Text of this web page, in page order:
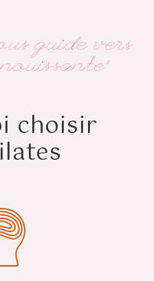
guide vers
choisir